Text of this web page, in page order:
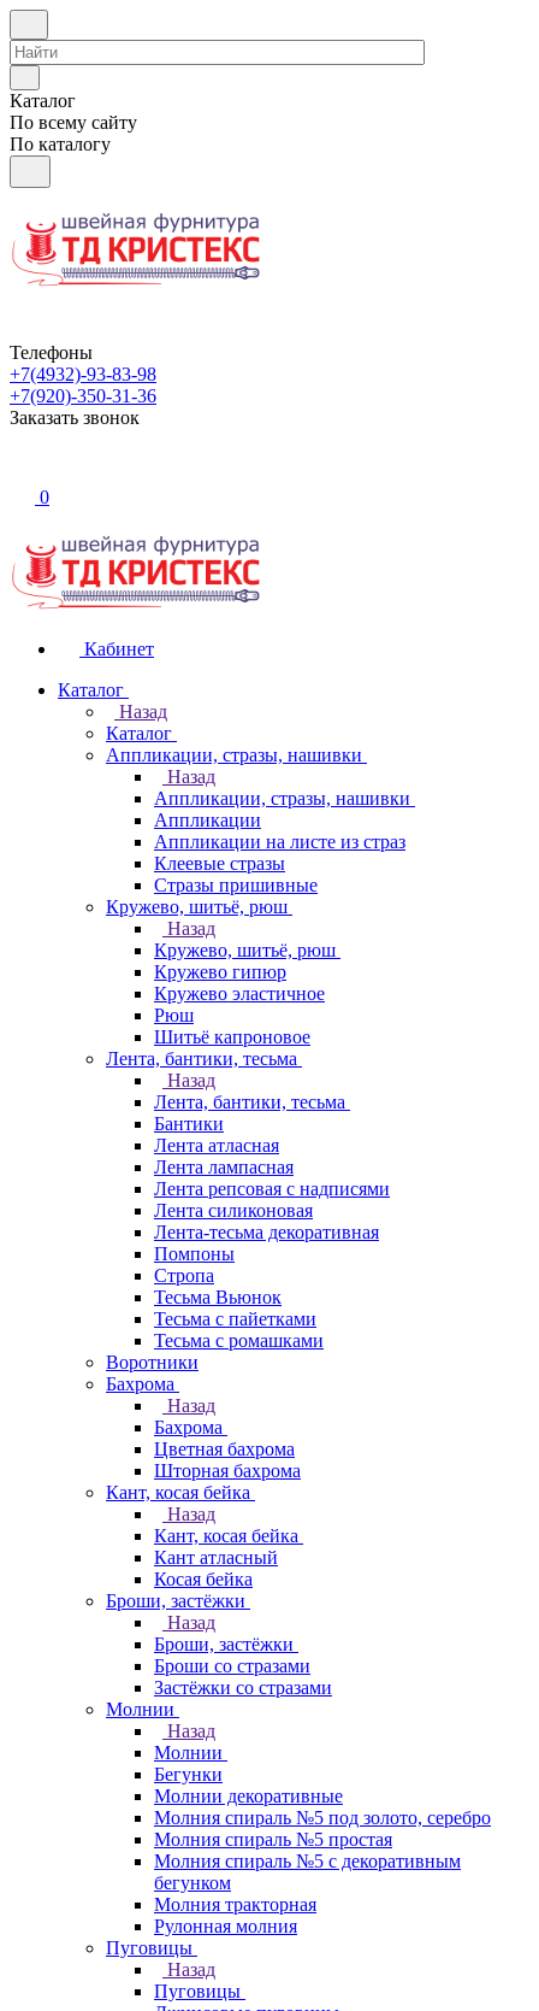
Каталог
По всему сайту
По каталогу
Телефоны
+7(4932)-93-83-98
+7(920)-350-31-36
Заказать звонок
0
Кабинет
Каталог
Назад
Каталог
Аппликации, стразы, нашивки
Назад
Аппликации, стразы, нашивки
Аппликации
Аппликации на листе из страз
Клеевые стразы
Стразы пришивные
Кружево, шитьё, рюш
Назад
Кружево, шитьё, рюш
Кружево гипюр
Кружево эластичное
Рюш
Шитьё капроновое
Лента, бантики, тесьма
Назад
Лента, бантики, тесьма
Бантики
Лента атласная
Лента лампасная
Лента репсовая с надписями
Лента силиконовая
Лента-тесьма декоративная
Помпоны
Стропа
Тесьма Вьюнок
Тесьма с пайетками
Тесьма с ромашками
Воротники
Бахрома
Назад
Бахрома
Цветная бахрома
Шторная бахрома
Кант, косая бейка
Назад
Кант, косая бейка
Кант атласный
Косая бейка
Броши, застёжки
Назад
Броши, застёжки
Броши со стразами
Застёжки со стразами
Молнии
Назад
Молнии
Бегунки
Молнии декоративные
Молния спираль №5 под золото, серебро
Молния спираль №5 простая
Молния спираль №5 с декоративным
бегунком
Молния тракторная
Рулонная молния
Пуговицы
Назад
Пуговицы